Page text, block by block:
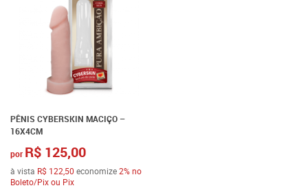
PÊNIS CYBERSKIN MACIÇO –
16X4CM
por R$ 125,00
à vista R$ 122,50 economize2%no
Boleto/Pix ou Pix